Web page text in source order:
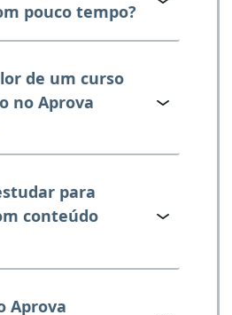
pouco tempo?
de um curso
no Aprova
para
conteúdo
Aprova